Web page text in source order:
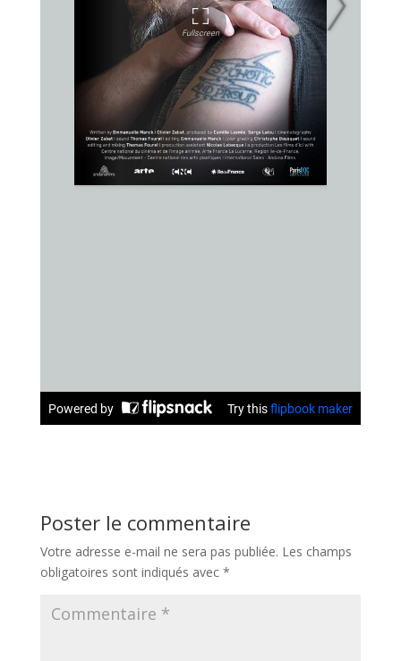
Poster le commentaire
Votre adresse e-mail ne sera pas publiée. Les champs
obligatoires sont indiqués avec *